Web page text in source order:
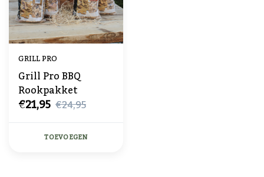
GRILL PRO
Grill Pro BBQ
Rookpakket
€21,95 €24,95
TOEVOEGEN